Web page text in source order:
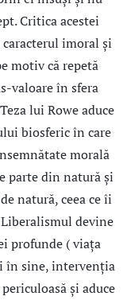
Critica acestei
imoral şi
motiv că repetă
valoare în sfera
lui Rowe aduce
biosferic în care
morală
parte din natură şi
natură, ceea ce îi
devine
profunde ( viaţa
în sine, intervenţia
şi aduce